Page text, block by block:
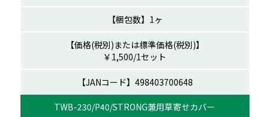
1ヶ
￥1,500/1セット
0648
TWB-230/P40/STRONG兼用草寄せカバー